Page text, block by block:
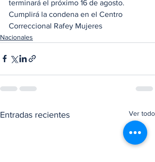
terminará el próximo 16 de agosto.
Cumplirá la condena en el Centro
Correccional Rafey Mujeres
Nacionales
Entradas recientes Ver todo